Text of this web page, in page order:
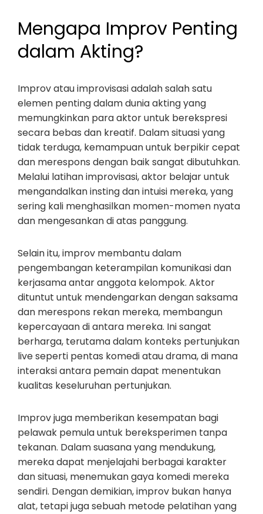
Mengapa Improv Penting
dalam Akting?
Improv atau improvisasi adalah salah satu
elemen penting dalam dunia akting yang
memungkinkan para aktor untuk berekspresi
secara bebas dan kreatif. Dalam situasi yang
tidak terduga, kemampuan untuk berpikir cepat
dan merespons dengan baik sangat dibutuhkan.
Melalui latihan improvisasi, aktor belajar untuk
mengandalkan insting dan intuisi mereka, yang
sering kali menghasilkan momen-momen nyata
dan mengesankan di atas panggung.
Selain itu, improv membantu dalam
pengembangan keterampilan komunikasi dan
kerjasama antar anggota kelompok. Aktor
dituntut untuk mendengarkan dengan saksama
dan merespons rekan mereka, membangun
kepercayaan di antara mereka. Ini sangat
berharga, terutama dalam konteks pertunjukan
live seperti pentas komedi atau drama, di mana
interaksi antara pemain dapat menentukan
kualitas keseluruhan pertunjukan.
Improv juga memberikan kesempatan bagi
pelawak pemula untuk bereksperimen tanpa
tekanan. Dalam suasana yang mendukung,
mereka dapat menjelajahi berbagai karakter
dan situasi, menemukan gaya komedi mereka
sendiri. Dengan demikian, improv bukan hanya
alat, tetapi juga sebuah metode pelatihan yang